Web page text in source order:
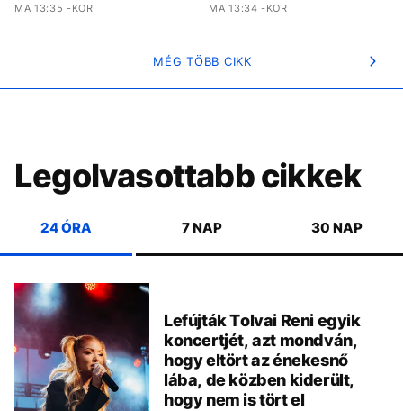
MA 13:35 -KOR MA 13:34 -KOR
MÉG TÖBB CIKK
Legolvasottabb cikkek
24 ÓRA 7 NAP 30 NAP
Lefújták Tolvai Reni egyik
koncertjét, azt mondván,
hogy eltört az énekesnő
lába, de közben kiderült,
hogy nem is tört el